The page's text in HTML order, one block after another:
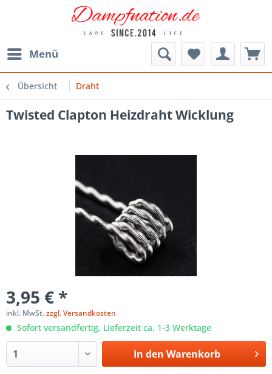
Menü
Übersicht Draht
Twisted Clapton Heizdraht Wicklung
3,95 € *
inkl. MwSt.zzgl. Versandkosten
Sofort versandfertig, Lieferzeit ca. 1-3 Werktage
In den Warenkorb